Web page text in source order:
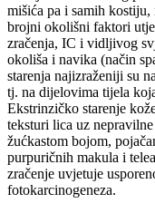
mišića pa i samih
brojni okolišni faktori
zračenja, IC i vidljivog
okoliša i navika (način
starenja najizraženiji su
tj. na dijelovima tijela
Ekstrinzičko starenje
teksturi lica uz
žućkastom bojom,
purpuričnih makula i
zračenje uvjetuje
fotokarcinogeneza.